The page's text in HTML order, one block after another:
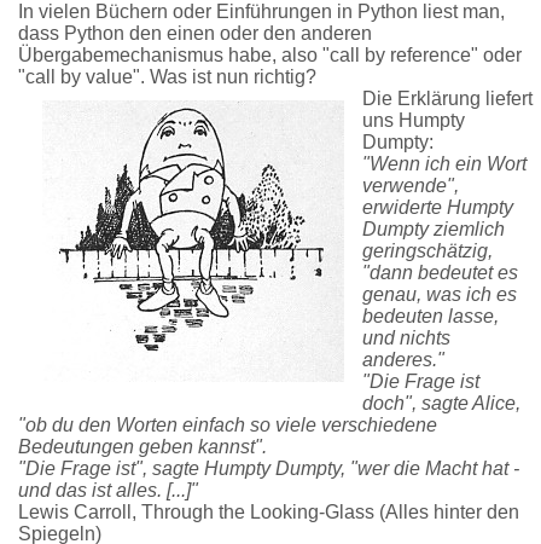
In vielen Büchern oder Einführungen in Python liest man,
dass Python den einen oder den anderen
Übergabemechanismus habe, also "call by reference" oder
"call by value". Was ist nun richtig?
Die Erklärung liefert
uns Humpty
Dumpty:
"Wenn ich ein Wort
verwende",
erwiderte Humpty
Dumpty ziemlich
geringschätzig,
"dann bedeutet es
genau, was ich es
bedeuten lasse,
und nichts
anderes."
"Die Frage ist
doch", sagte Alice,
"ob du den Worten einfach so viele verschiedene
Bedeutungen geben kannst".
"Die Frage ist", sagte Humpty Dumpty, "wer die Macht hat -
und das ist alles. [...]"
Lewis Carroll, Through the Looking-Glass (Alles hinter den
Spiegeln)